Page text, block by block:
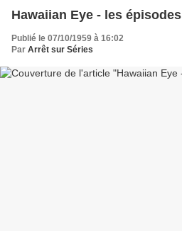
Hawaiian Eye - les épisodes
Publié le 07/10/1959 à 16:02
Par Arrêt sur Séries